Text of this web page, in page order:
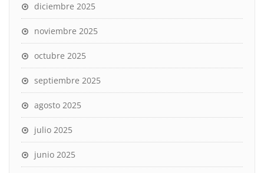
diciembre 2025
noviembre 2025
octubre 2025
septiembre 2025
agosto 2025
julio 2025
junio 2025